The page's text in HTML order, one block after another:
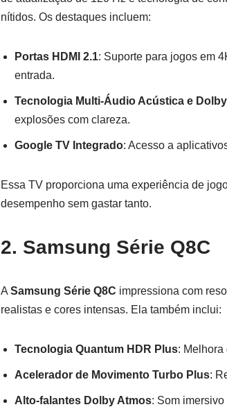
nítidos. Os destaques incluem:
Portas HDMI 2.1: Suporte para jogos em
entrada.
Tecnologia Multi-Áudio Acústica e
explosões com clareza.
Google TV Integrado: Acesso a
Essa TV proporciona uma experiência de
desempenho sem gastar tanto.
2. Samsung Série Q8C
A Samsung Série Q8C impressiona com
realistas e cores intensas. Ela também inclui:
Tecnologia Quantum HDR Plus: Melhora
Acelerador de Movimento Turbo Plus:
Alto-falantes Dolby Atmos: Som